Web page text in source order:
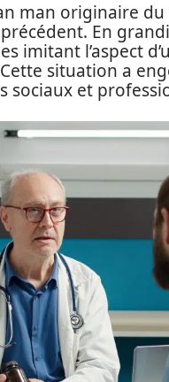
man originaire
En
imitant l’aspect
situation a
sociaux et